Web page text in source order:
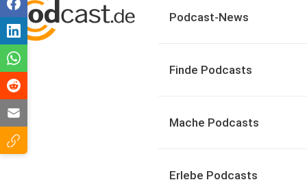
Podcast-News
Finde Podcasts
Mache Podcasts
Erlebe Podcasts